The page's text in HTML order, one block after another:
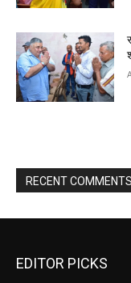
RECENT COMMENTS
EDITOR PICKS